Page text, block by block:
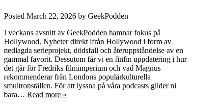
Posted March 22, 2026 by GeekPodden
I veckans avsnitt av GeekPodden hamnar fokus på
Hollywood. Nyheter direkt ifrån Hollywood i form av
nedlagda serieprojekt, dödsfall och återuppståndelse av en
gammal favorit. Dessutom får vi en finfin uppdatering i hur
det går för Fredriks filmimperium och vad Magnus
rekommenderar från Londons populärkulturella
smultronställen. För att lyssna på våra podcasts glider ni
bara… Read more »